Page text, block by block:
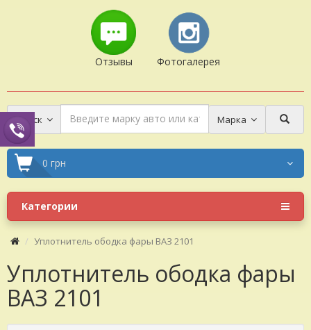
Отзывы Фотогалерея
Поиск Марка
0 грн
Категории
Уплотнитель ободка фары ВАЗ 2101
Уплотнитель ободка фары
ВАЗ 2101